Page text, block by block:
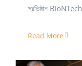
প্রতিষ্ঠান BioNTech
Read More